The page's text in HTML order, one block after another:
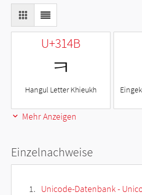
U+314B
ㅋ
Hangul Letter Khieukh
Mehr Anzeigen
Einzelnachweise
Unicode-Datenbank -